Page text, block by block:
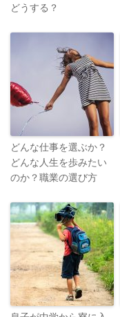
どうする？
どんな仕事を選ぶか？
どんな人生を歩みたい
のか？職業の選び方